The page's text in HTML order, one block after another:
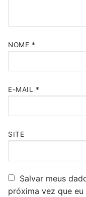
NOME *
E-MAIL *
SITE
Salvar meus
próxima vez que eu